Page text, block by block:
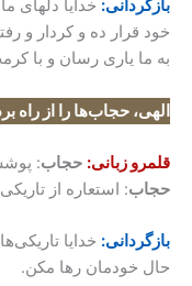
بازگردانی: خدایا دلهای
خود قرار ده و کردار و
به ما یاری رسان و با
الهی، حجاب‌ها را از راه
قلمرو زبانی: حجاب:
حجاب: استعاره از
بازگردانی: خدایا
حال خودمان رها مکن.